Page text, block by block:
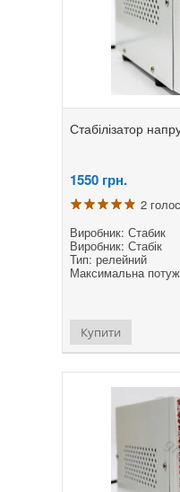
Стабілізатор
1550 грн.
2
Виробник: Стабик
Виробник: Стабік
Тип: релейний
Максимальна
Купити